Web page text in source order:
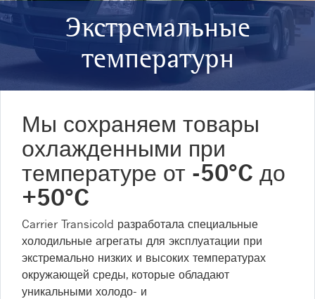
Экстремальные
температурн
Мы сохраняем товары
охлажденными при
температуре от -50°C до
+50°C
Carrier Transicold разработала специальные
холодильные агрегаты для эксплуатации при
экстремально низких и высоких температурах
окружающей среды, которые обладают
уникальными холодо- и